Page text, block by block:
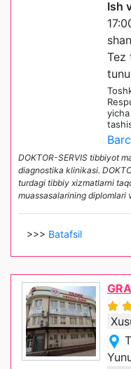
Ish
Tez
DOKTOR-SERVIS tibbiyot
diagnostika klinikasi.
turdagi tibbiy xizmatlarni
muassasalarining
>>> Batafsil